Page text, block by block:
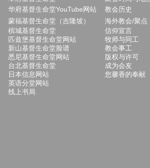
华府基督生命堂YouTube网站 教会历史
蒙福基督生命堂（吉隆坡） 海外教会/聚点
槟城基督生命堂
信仰宣言
匹兹堡基督生命堂网站 牧师与同工
新山基督生命堂脸谱
教会事工
悉尼基督生命堂网站
版权与许可
台北基督生命堂
成为会友
日本信息网站
您馨香的奉献
英语分堂网站
线上书局